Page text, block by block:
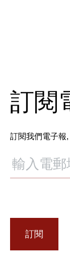
訂閱
訂閱我們電子報,
訂閱